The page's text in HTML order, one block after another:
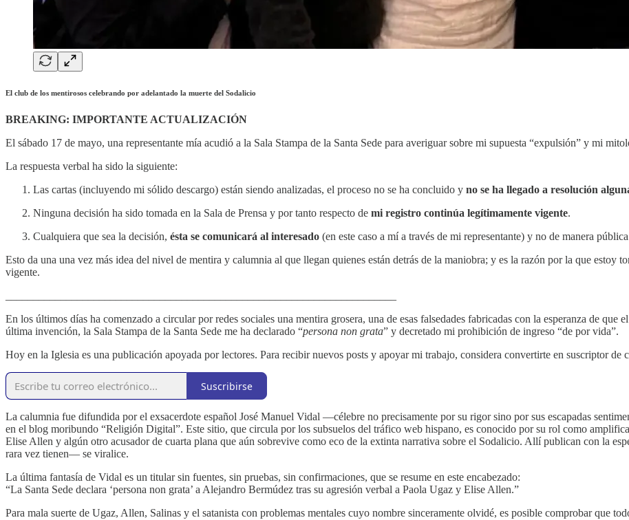
El club de los mentirosos celebrando por adelantado la muerte del Sodalicio
BREAKING: IMPORTANTE ACTUALIZACIÓN
El sábado 17 de mayo, una representante mía acudió a la Sala Stampa de la Santa Sede para averiguar sobre mi supuesta “expulsión” y mi
La respuesta verbal ha sido la siguiente:
Las cartas (incluyendo mi sólido descargo) están siendo analizadas, el proceso no se ha concluido y no se ha llegado a resolución
Ninguna decisión ha sido tomada en la Sala de Prensa y por tanto respecto de mi registro continúa legítimamente vigente.
Cualquiera que sea la decisión, ésta se comunicará al interesado (en este caso a mí a través de mi representante) y no de manera
Esto da una una vez más idea del nivel de mentira y calumnia al que llegan quienes están detrás de la maniobra; y es la razón por la que estoy
vigente.
En los últimos días ha comenzado a circular por redes sociales una mentira grosera, una de esas falsedades fabricadas con la esperanza de que
última invención, la Sala Stampa de la Santa Sede me ha declarado “persona non grata” y decretado mi prohibición de ingreso “de por vida”.
Hoy en la Iglesia es una publicación apoyada por lectores. Para recibir nuevos posts y apoyar mi trabajo, considera convertirte en suscriptor de
Suscribirse
La calumnia fue difundida por el exsacerdote español José Manuel Vidal —célebre no precisamente por su rigor sino por sus escapadas
en el blog moribundo “Religión Digital”. Este sitio, que circula por los subsuelos del tráfico web hispano, es conocido por su rol como
Elise Allen y algún otro acusador de cuarta plana que aún sobrevive como eco de la extinta narrativa sobre el Sodalicio. Allí publican con la
rara vez tienen— se viralice.
La última fantasía de Vidal es un titular sin fuentes, sin pruebas, sin confirmaciones, que se resume en este encabezado:
“La Santa Sede declara ‘persona non grata’ a Alejandro Bermúdez tras su agresión verbal a Paola Ugaz y Elise Allen.”
Para mala suerte de Ugaz, Allen, Salinas y el satanista con problemas mentales cuyo nombre sinceramente olvidé, es posible comprobar que